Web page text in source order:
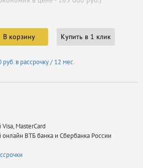
В корзину Купить в 1 клик
руб. в рассрочку / 12 мес.
MasterCard
онлайн ВТБ банка и Сбербанка России